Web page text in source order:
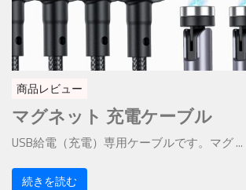
商品レビュー
マグネット 充電ケーブル
USB給電（充電）専用ケーブルです。マグ ...
続きを読む